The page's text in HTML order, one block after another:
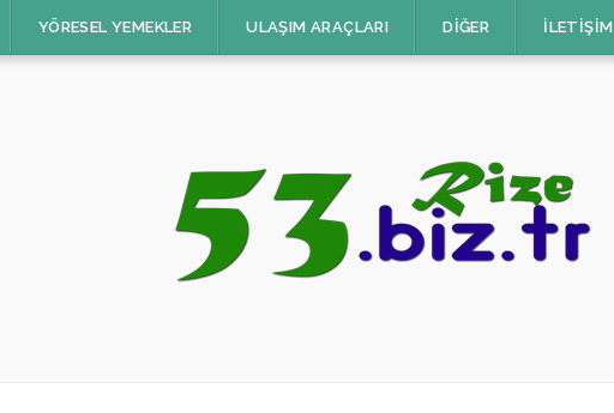
YÖRESEL YEMEKLER ULAŞIM ARAÇLARI DIĞER İLETIŞIM